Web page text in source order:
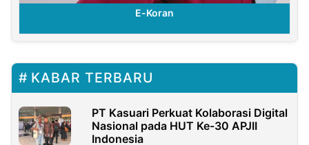
E-Koran
KABAR TERBARU
PT Kasuari Perkuat Kolaborasi Digital
Nasional pada HUT Ke-30 APJII
Indonesia